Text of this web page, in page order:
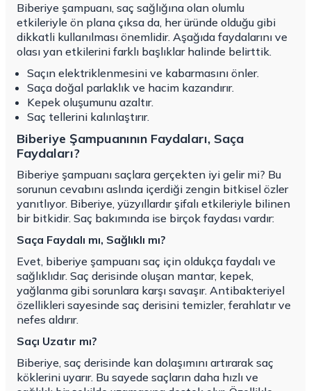
Biberiye şampuanı, saç sağlığına olan olumlu
etkileriyle ön plana çıksa da, her üründe olduğu gibi
dikkatli kullanılması önemlidir. Aşağıda faydalarını ve
olası yan etkilerini farklı başlıklar halinde belirttik.
Saçın elektriklenmesini ve kabarmasını önler.
Saça doğal parlaklık ve hacim kazandırır.
Kepek oluşumunu azaltır.
Saç tellerini kalınlaştırır.
Biberiye Şampuanının Faydaları, Saça
Faydaları?
Biberiye şampuanı saçlara gerçekten iyi gelir mi? Bu
sorunun cevabını aslında içerdiği zengin bitkisel özler
yanıtlıyor. Biberiye, yüzyıllardır şifalı etkileriyle bilinen
bir bitkidir. Saç bakımında ise birçok faydası vardır:
Saça Faydalı mı, Sağlıklı mı?
Evet, biberiye şampuanı saç için oldukça faydalı ve
sağlıklıdır. Saç derisinde oluşan mantar, kepek,
yağlanma gibi sorunlara karşı savaşır. Antibakteriyel
özellikleri sayesinde saç derisini temizler, ferahlatır ve
nefes aldırır.
Saçı Uzatır mı?
Biberiye, saç derisinde kan dolaşımını artırarak saç
köklerini uyarır. Bu sayede saçların daha hızlı ve